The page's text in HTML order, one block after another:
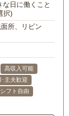
日に働くこと
択)
所、リビン
高収入可能
･主夫歓迎
シフト自由